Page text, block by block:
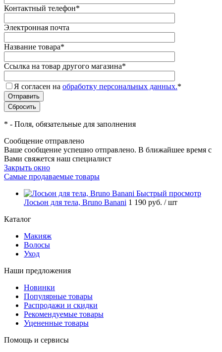
Контактный телефон*
Электронная почта
Название товара*
Ссылка на товар другого магазина*
Я согласен на обработку персональных данных.*
* - Поля, обязательные для заполнения
Сообщение отправлено
Ваше сообщение успешно отправлено. В ближайшее время с
Вами свяжется наш специалист
Закрыть окно
Самые продаваемые товары
Быстрый просмотр
Лосьон для тела, Bruno Banani 1 190 руб. / шт
Каталог
Макияж
Волосы
Уход
Наши предложения
Новинки
Популярные товары
Распродажи и скидки
Рекомендуемые товары
Уцененные товары
Помощь и сервисы